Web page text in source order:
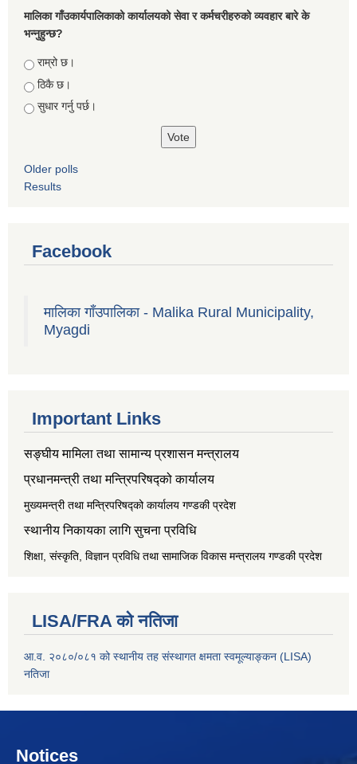
मालिका गाँउकार्यपालिकाको कार्यालयको सेवा र कर्मचरीहरुको व्यवहार बारे के
भन्नुहुन्छ?
Choices
राम्रो छ।
ठिकै छ।
सुधार गर्नु पर्छ।
Older polls
Results
Facebook
मालिका गाँउपालिका - Malika Rural Municipality,
Myagdi
Important Links
सङ्‍घीय मामिला तथा सामान्य प्रशासन मन्त्रालय
प्रधानमन्त्री तथा मन्त्रिपरिषद्को कार्यालय
मुख्यमन्त्री तथा मन्त्रिपरिषद्को कार्यालय गण्डकी प्रदेश
स्थानीय निकायका लागि सुचना प्रविधि
शिक्षा, संस्कृति, विज्ञान प्रविधि तथा सामाजिक विकास मन्त्रालय गण्डकी प्रदेश
LISA/FRA को नतिजा
आ.व. २०८०/०८१ को स्थानीय तह संस्थागत क्षमता स्वमूल्याङ्कन (LISA)
नतिजा
Notices